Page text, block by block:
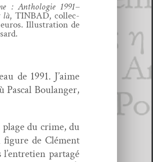
: Antholo­gie 1991–
là, TINBAD, col­lec­
Illus­tra­tion de
de 1991. J’aime
Pas­cal Boulanger,
plage du crime, du
fig­ure de Clé­ment
partagé